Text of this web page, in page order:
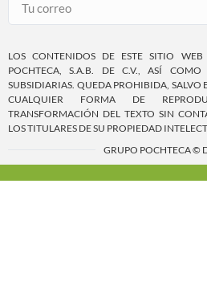
LOS CONTENIDOS DE ESTE SITIO
POCHTECA, S.A.B. DE C.V., ASÍ COMO
SUBSIDIARIAS. QUEDA PROHIBIDA, SALVO
CUALQUIER FORMA DE
TRANSFORMACIÓN DEL TEXTO SIN
LOS TITULARES DE SU PROPIEDAD
GRUPO POCHTECA ©